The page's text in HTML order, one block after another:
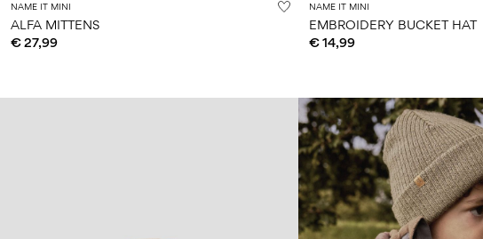
NAME IT MINI
ALFA MITTENS
€ 27,99
NAME IT MINI
EMBROIDERY BUCKET HAT
€ 14,99